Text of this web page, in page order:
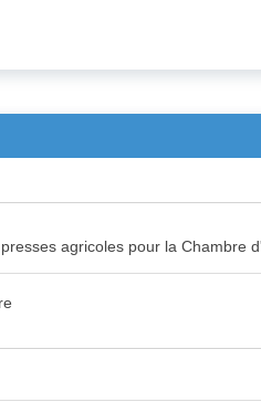
agricoles pour la Chambre